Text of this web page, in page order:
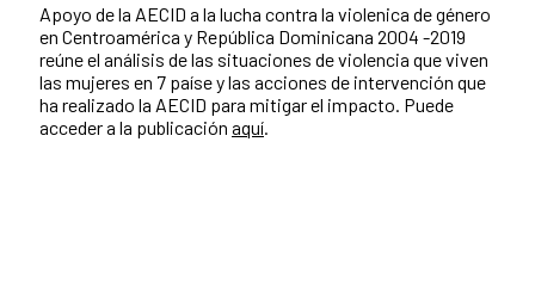
Apoyo de la AECID a la lucha contra la violenica de género
en Centroamérica y República Dominicana 2004 -2019
reúne el análisis de las situaciones de violencia que viven
las mujeres en 7 paíse y las acciones de intervención que
ha realizado la AECID para mitigar el impacto. Puede
acceder a la publicación aquí